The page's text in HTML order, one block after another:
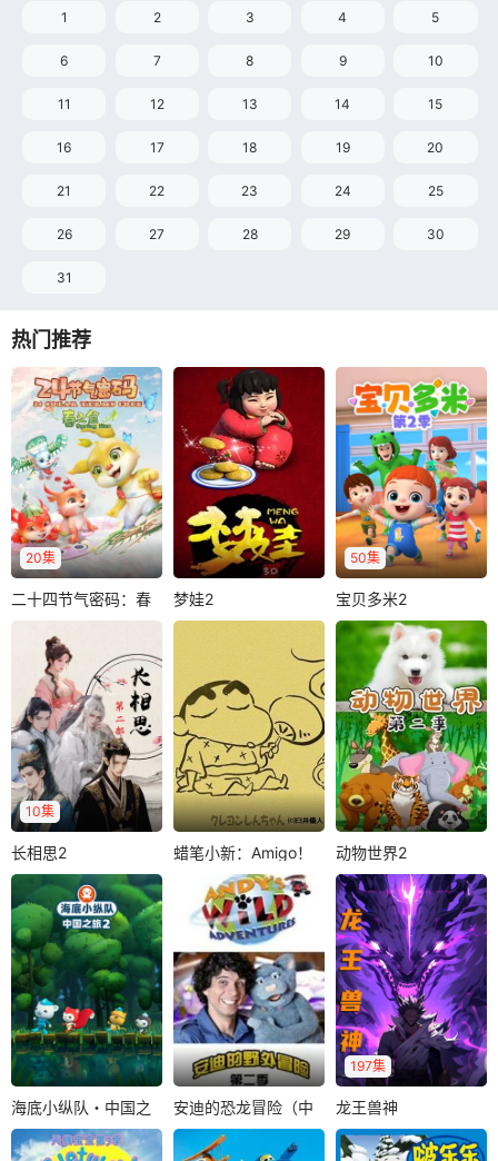
1 2 3 4 5
6 7 8 9 10
11 12 13 14 15
16 17 18 19 20
21 22 23 24 25
26 27 28 29 30
31
热门推荐
20集
二十四节气密码：春之篇
羊仔
赵欣
周小易来到年丰镇
和爷爷一起过年，
本以为又是一个平
凡而普通的假期..
二十四节气密码：春
之篇
梦娃2
幺秘密？为什幺她
光着小脚丫呢？..
梦娃2
50集
宝贝多米2
《宝贝多米 第2季》
每一集都围绕宝贝
多米一家的幸福生
活，展现了..
宝贝多米2
10集
长相思2
相爱是两个人的天
长地久，相思却是
一个人的地老天
荒。相知意短，相..
长相思2 蜡笔小新：Amigo！森巴入侵计划
双叶幼稚园的园游
会快到了，往年都
会在园游会里跳春
日部舞，但这一..
蜡笔小新：Amigo！
森巴入侵计划
动物世界2
欢迎来到动物世
界，我们将以动画
的形式向小朋友们
展示各种有趣的动..
动物世界2
海底小纵队・中国之旅2
苏雨山
曹凯
海底小纵队・中国之
旅2
安迪的恐龙冒险（中文）
你是否想过如果能
安迪的恐龙冒险（中
文）
197集
龙王兽神
一条被全世界抛弃
龙王兽神